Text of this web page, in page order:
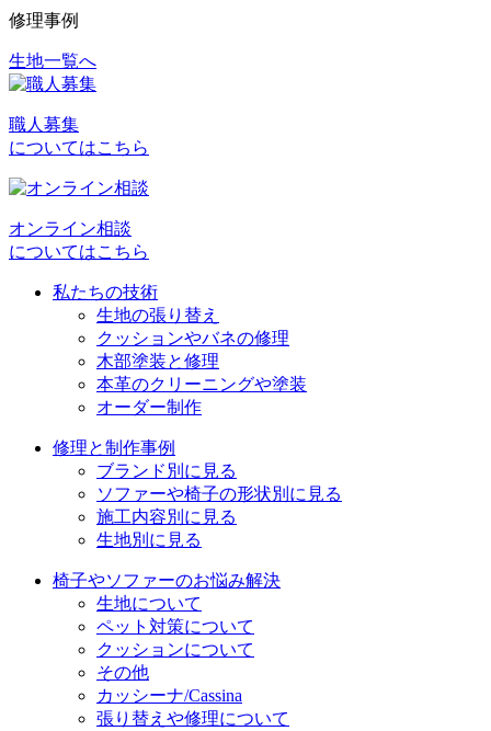
修理事例
投
ナ
ビ
ー
生地一覧へ
職人募集
についてはこちら
オンライン相談
についてはこちら
私たちの技術
生地の張り替え
クッションやバネの修理
木部塗装と修理
本革のクリーニングや塗装
オーダー制作
修理と制作事例
ブランド別に見る
ソファーや椅子の形状別に見る
施工内容別に見る
生地別に見る
椅子やソファーのお悩み解決
生地について
ペット対策について
クッションについて
その他
カッシーナ/Cassina
張り替えや修理について